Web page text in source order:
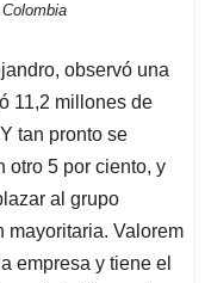
observó una
11,2 millones de
tan pronto se
otro 5 por ciento, y
al grupo
mayoritaria. Valorem
empresa y tiene el